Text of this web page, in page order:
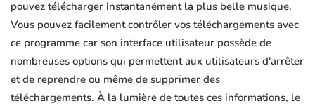
pouvez télécharger instantanément la plus belle musique.
Vous pouvez facilement contrôler vos téléchargements avec
ce programme car son interface utilisateur possède de
nombreuses options qui permettent aux utilisateurs d'arrêter
et de reprendre ou même de supprimer des
téléchargements. À la lumière de toutes ces informations, le